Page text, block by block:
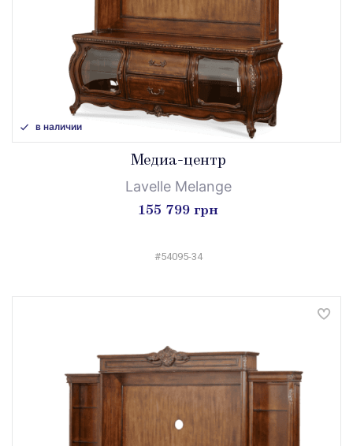
в наличии
Медиа-центр
Lavelle Melange
155 799 грн
#54095-34